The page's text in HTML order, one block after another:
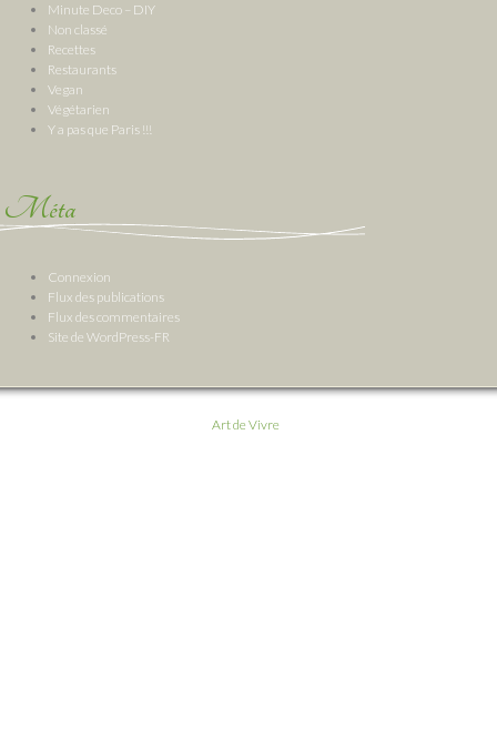
Minute Deco – DIY
Non classé
Recettes
Restaurants
Vegan
Végétarien
Y a pas que Paris !!!
Méta
Connexion
Flux des publications
Flux des commentaires
Site de WordPress-FR
Art de Vivre